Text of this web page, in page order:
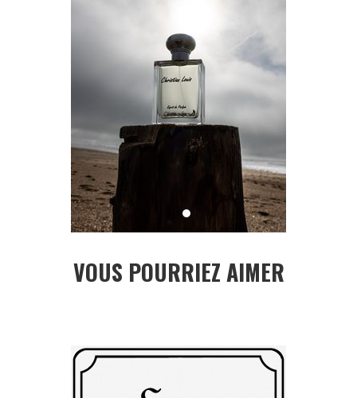
VOUS POURRIEZ AIMER